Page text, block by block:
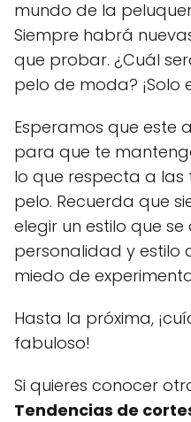
mundo de la
Siempre habrá
que probar. ¿Cuál
pelo de moda? ¡Solo
Esperamos que este
para que te
lo que respecta a las
pelo. Recuerda que
elegir un estilo que
personalidad y estilo
miedo de
Hasta la próxima,
fabuloso!
Si quieres conocer
Tendencias de